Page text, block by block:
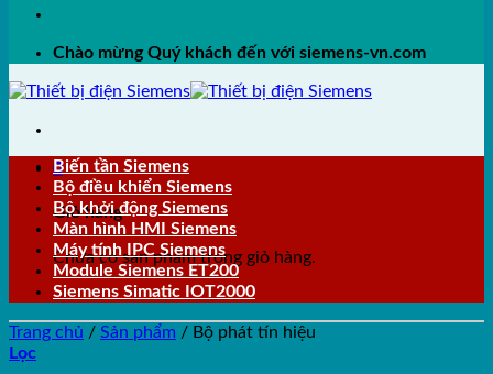
Chào mừng Quý khách đến với siemens-vn.com
0
Giỏ hàng
Chưa có sản phẩm trong giỏ hàng.
Biến tần Siemens
Bộ điều khiển Siemens
Bộ khởi động Siemens
Màn hình HMI Siemens
Máy tính IPC Siemens
Module Siemens ET200
Siemens Simatic IOT2000
Trang chủ / Sản phẩm / Bộ phát tín hiệu
Lọc